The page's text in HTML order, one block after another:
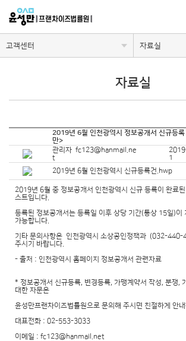
고객센터 자료실
자료실
2019년 6월 인천광역시 정보공개서 신규등
만>
관리자 fc123@hanmail.ne
t
1
2019년 6월 인천광역시 신규등록건.hwp
2019년 6월 중 정보공개서 인천광역시 신규 등록이 완료
스트입니다.
등록된 정보공개서는 등록일 이후 상당 기간(통상 15일)이
가능합니다.
기타 문의사항은 인천광역시 소상공인정책과 (032-440-
주시기 바랍니다.
- 출처 : 인천광역시 홈페이지 정보공개서 관련자료
* 정보공개서 신규등록, 변경등록, 가맹계약서 작성, 분쟁,
대한 자문은
윤성만프랜차이즈법률원으로 문의해 주시면 친절하게 안
대표전화 : 02-553-3033
이메일 : fc123@hanmail.net